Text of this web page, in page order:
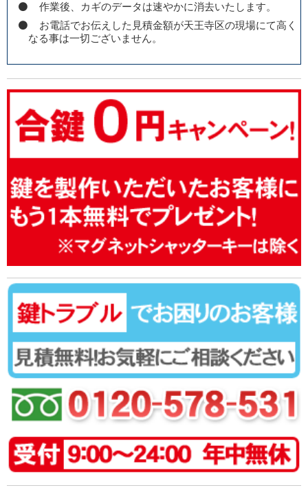
作業後、カギのデータは速やかに消去いたします。
お電話でお伝えした見積金額が天王寺区の現場にて高く
なる事は一切ございません。